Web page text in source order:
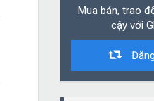
Mua bán, trao
cậy với
Đăng